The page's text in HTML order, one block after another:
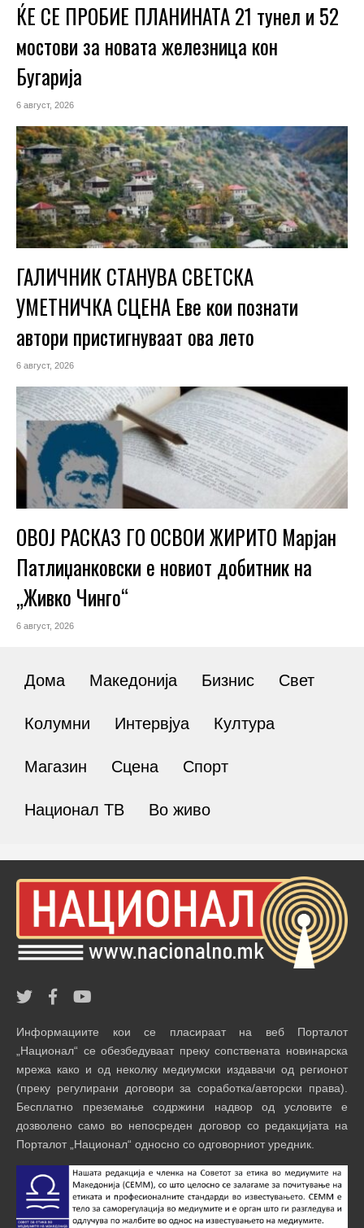
ЌЕ СЕ ПРОБИЕ ПЛАНИНАТА 21 тунел и 52
мостови за новата железница кон
Бугарија
6 август, 2026
ГАЛИЧНИК СТАНУВА СВЕТСКА
УМЕТНИЧКА СЦЕНА Еве кои познати
автори пристигнуваат ова лето
6 август, 2026
ОВОЈ РАСКАЗ ГО ОСВОИ ЖИРИТО Марјан
Патлиџанковски е новиот добитник на
„Живко Чинго“
6 август, 2026
Дома Македонија Бизнис Свет
Колумни Интервјуа Култура
Магазин Сцена Спорт
Национал ТВ Во живо
Информациите кои се пласираат на веб Порталот
„Национал“ се обезбедуваат преку сопствената новинарска
мрежа како и од неколку медиумски издавачи од регионот
(преку регулирани договори за соработка/авторски права).
Бесплатно преземање содржини надвор од условите е
дозволено само во непосреден договор со редакцијата на
Порталот „Национал“ односно со одговорниот уредник.